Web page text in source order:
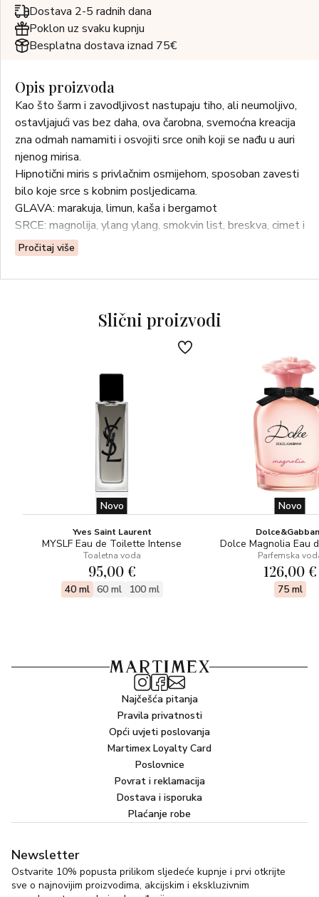
Dostava 2-5 radnih dana
Poklon uz svaku kupnju
Besplatna dostava iznad 75€
Opis proizvoda
Kao što šarm i zavodljivost nastupaju tiho, ali neumoljivo,
ostavljajući vas bez daha, ova čarobna, svemoćna kreacija
zna odmah namamiti i osvojiti srce onih koji se nađu u auri
njenog mirisa.
Hipnotični miris s privlačnim osmijehom, sposoban zavesti
bilo koje srce s kobnim posljedicama.
GLAVA: marakuja, limun, kaša i bergamot
SRCE: magnolija, ylang ylang, smokvin list, breskva, cimet i
malina
BAZA: vanilija, smeđi šećer, sandalovina, crveni pačuli,
mošus i amber
Pročitaj više
Slični proizvodi
Novo
Yves Saint Laurent
MYSLF Eau de Toilette Intense
Toaletna voda
95,00 €
40 ml 60 ml 100 ml
Novo
Dolce Magnolia Eau
Parfemska
126,00 €
75 ml
Najčešća pitanja
Pravila privatnosti
Opći uvjeti poslovanja
Martimex Loyalty Card
Poslovnice
Povrat i reklamacija
Dostava i isporuka
Plaćanje robe
Newsletter
Ostvarite 10% popusta prilikom sljedeće kupnje i prvi otkrijte
sve o najnovijim proizvodima, akcijskim i ekskluzivnim